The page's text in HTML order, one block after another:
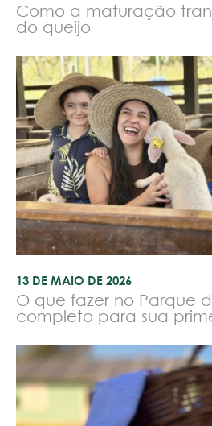
Como a maturação
do queijo
13 DE MAIO DE 2026
O que fazer no Parque
completo para sua